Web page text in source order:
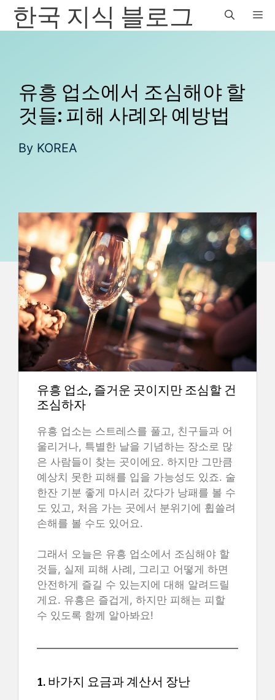
한국 지식 블로그
유흥 업소에서 조심해야 할
것들: 피해 사례와 예방법
By KOREA
유흥 업소, 즐거운 곳이지만 조심할 건
조심하자
유흥 업소는 스트레스를 풀고, 친구들과 어
울리거나, 특별한 날을 기념하는 장소로 많
은 사람들이 찾는 곳이에요. 하지만 그만큼
예상치 못한 피해를 입을 가능성도 있죠. 술
한잔 기분 좋게 마시러 갔다가 낭패를 볼 수
도 있고, 처음 가는 곳에서 분위기에 휩쓸려
손해를 볼 수도 있어요.
그래서 오늘은 유흥 업소에서 조심해야 할
것들, 실제 피해 사례, 그리고 어떻게 하면
안전하게 즐길 수 있는지에 대해 알려드릴
게요. 유흥은 즐겁게, 하지만 피해는 피할
수 있도록 함께 알아봐요!
1. 바가지 요금과 계산서 장난